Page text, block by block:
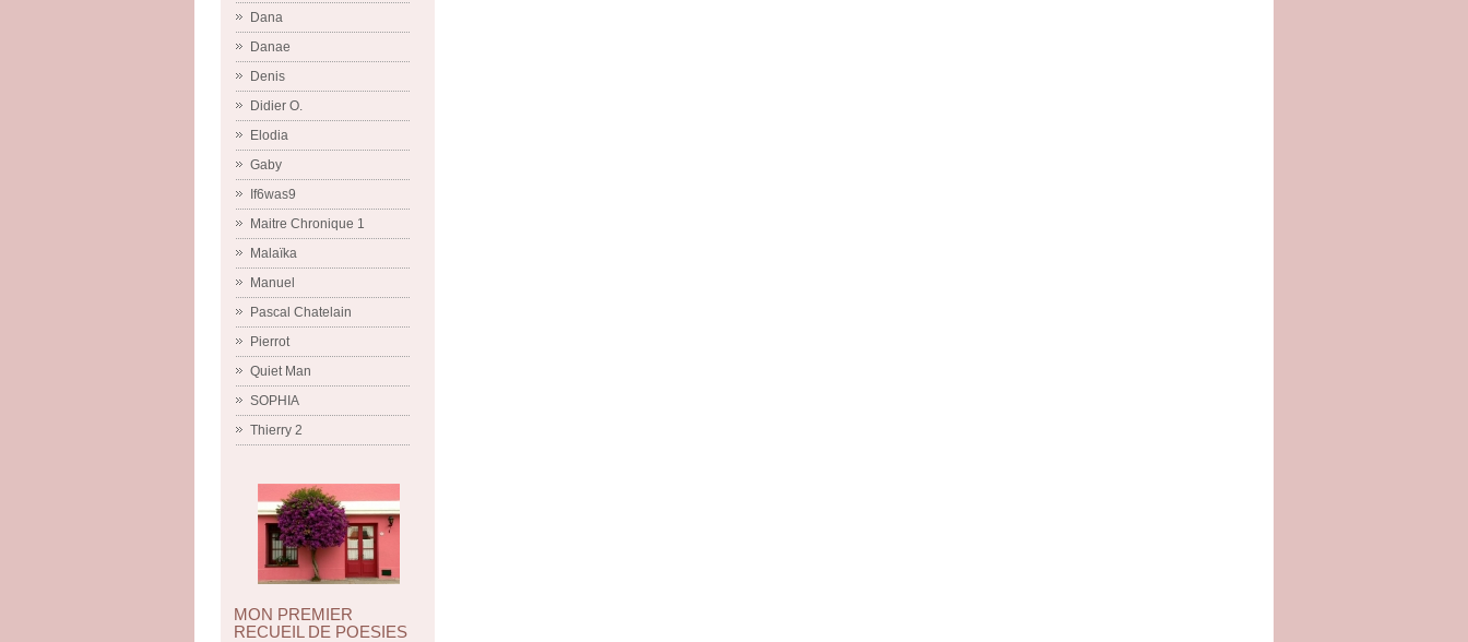
Dana
Danae
Denis
Didier O.
Elodia
Gaby
If6was9
Maitre Chronique 1
Malaïka
Manuel
Pascal Chatelain
Pierrot
Quiet Man
SOPHIA
Thierry 2
MON PREMIER
RECUEIL DE POESIES